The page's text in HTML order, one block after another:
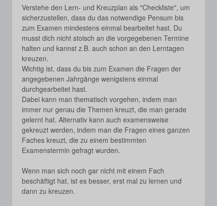
Verstehe den Lern- und Kreuzplan als "Checkliste", um
sicherzustellen, dass du das notwendige Pensum bis
zum Examen mindestens einmal bearbeitet hast. Du
musst dich nicht stoisch an die vorgegebenen Termine
halten und kannst z.B. auch schon an den Lerntagen
kreuzen.
Wichtig ist, dass du bis zum Examen die Fragen der
angegebenen Jahrgänge wenigstens einmal
durchgearbeitet hast.
Dabei kann man thematisch vorgehen, indem man
immer nur genau die Themen kreuzt, die man gerade
gelernt hat. Alternativ kann auch examensweise
gekreuzt werden, indem man die Fragen eines ganzen
Faches kreuzt, die zu einem bestimmten
Examenstermin gefragt wurden.
Wenn man sich noch gar nicht mit einem Fach
beschäftigt hat, ist es besser, erst mal zu lernen und
dann zu kreuzen.